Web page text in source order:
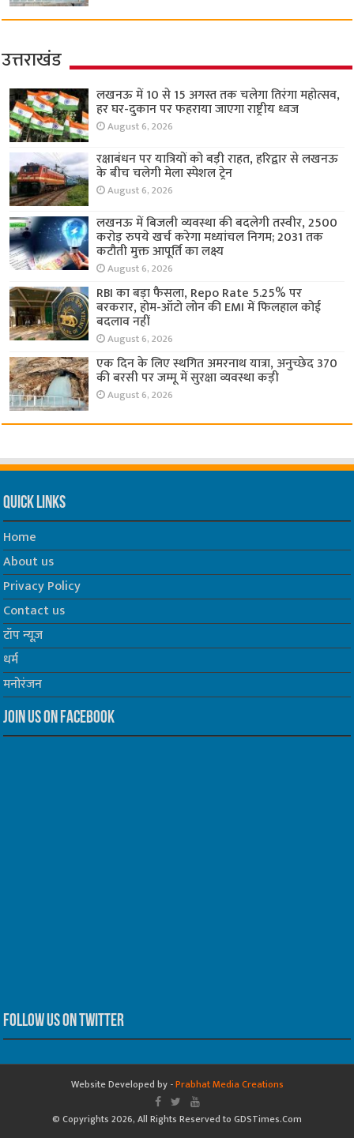
उत्तराखंड
लखनऊ में 10 से 15 अगस्त तक चलेगा तिरंगा महोत्सव,
हर घर-दुकान पर फहराया जाएगा राष्ट्रीय ध्वज
August 6, 2026
रक्षाबंधन पर यात्रियों को बड़ी राहत, हरिद्वार से लखनऊ
के बीच चलेगी मेला स्पेशल ट्रेन
August 6, 2026
लखनऊ में बिजली व्यवस्था की बदलेगी तस्वीर, 2500
करोड़ रुपये खर्च करेगा मध्यांचल निगम; 2031 तक
कटौती मुक्त आपूर्ति का लक्ष्य
August 6, 2026
RBI का बड़ा फैसला, Repo Rate 5.25% पर
बरकरार, होम-ऑटो लोन की EMI में फिलहाल कोई
बदलाव नहीं
August 6, 2026
एक दिन के लिए स्थगित अमरनाथ यात्रा, अनुच्छेद 370
की बरसी पर जम्मू में सुरक्षा व्यवस्था कड़ी
August 6, 2026
Quick Links
Home
About us
Privacy Policy
Contact us
टॉप न्यूज़
धर्म
मनोरंजन
Join us on Facebook
Follow us on Twitter
Website Developed by -Prabhat Media Creations
© Copyrights 2026, All Rights Reserved to GDSTimes.Com